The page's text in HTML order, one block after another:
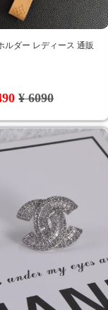
ルダー レディース 通販
¥ 6090